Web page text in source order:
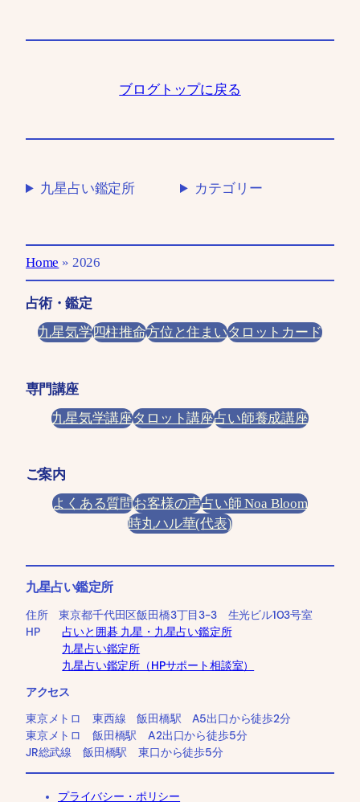
ブログトップに戻る
九星占い鑑定所 カテゴリー
Home » 2026
占術・鑑定
九星気学四柱推命方位と住まいタロットカード
専門講座
九星気学講座タロット講座占い師養成講座
ご案内
よくある質問お客様の声占い師 Noa Bloom
時丸ハル華(代表)
九星占い鑑定所
住所 東京都千代田区飯田橋3丁目3-3 生光ビル103号室
HP占いと囲碁 九星・九星占い鑑定所
九星占い鑑定所
九星占い鑑定所（HPサポート相談室）
アクセス
東京メトロ 東西線 飯田橋駅 A5出口から徒歩2分
東京メトロ 飯田橋駅 A2出口から徒歩5分
JR総武線 飯田橋駅 東口から徒歩5分
プライバシー・ポリシー